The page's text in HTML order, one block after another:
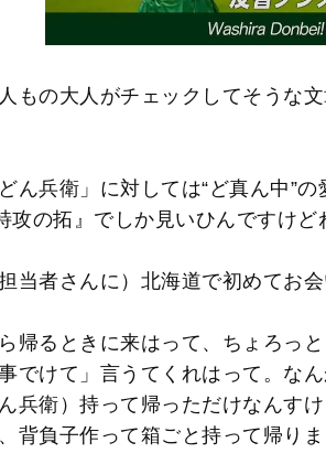
の大人がチェックしてそうな文
兵衛」に対しては“ど真ん中”
特攻の拓』でしか見いひんですけど
者さんに）北海道で初めてお会
るときに来はって、ちょろっと
でけて」言うてくれはって。な
兵衛）持って帰っただけなんす
背負子作って箱ごと持って帰りま